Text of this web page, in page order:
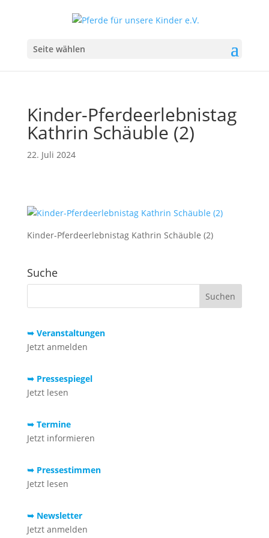
Seite wählen
Kinder-Pferdeerlebnistag
Kathrin Schäuble (2)
22. Juli 2024
Kinder-Pferdeerlebnistag Kathrin Schäuble (2)
Suche
➥ Veranstaltungen
Jetzt anmelden
➥ Pressespiegel
Jetzt lesen
➥ Termine
Jetzt informieren
➥ Pressestimmen
Jetzt lesen
➥ Newsletter
Jetzt anmelden